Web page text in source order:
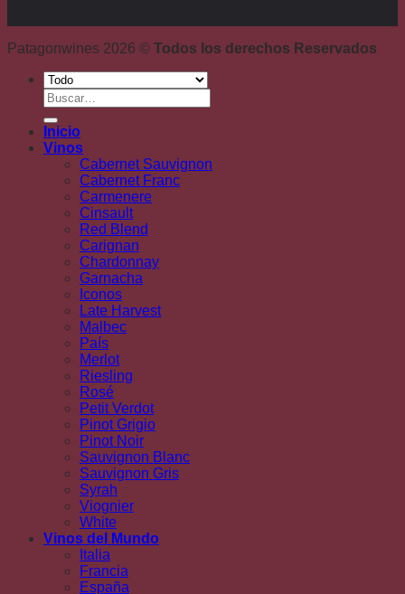
Patagonwines 2026 © Todos los derechos Reservados
Buscar
por:
Inicio
Vinos
Cabernet Sauvignon
Cabernet Franc
Carmenere
Cinsault
Red Blend
Carignan
Chardonnay
Garnacha
Iconos
Late Harvest
Malbec
País
Merlot
Riesling
Rosé
Petit Verdot
Pinot Grigio
Pinot Noir
Sauvignon Blanc
Sauvignon Gris
Syrah
Viognier
White
Vinos del Mundo
Italia
Francia
España